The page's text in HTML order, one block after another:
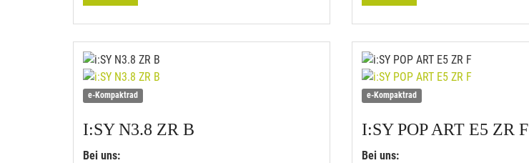
e-Kompaktrad
I:SYN3.8 ZR B
Bei uns:
e-Kompaktrad
I:SYPOP ART E5 ZR F
Bei uns: